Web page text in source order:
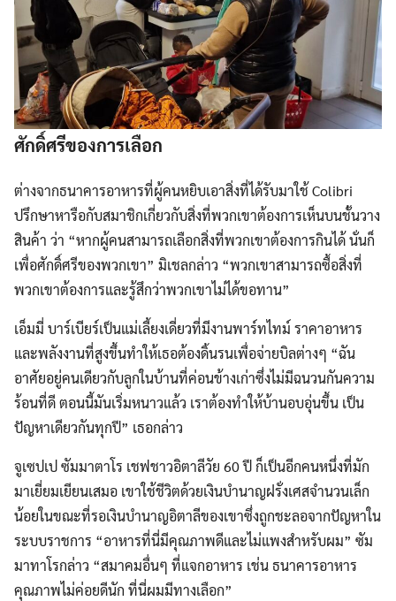
Search
for: Search
ศักดิ์ศรีของการเลือก
ต่างจากธนาคารอาหารที่ผู้คนหยิบเอาสิ่งที่ได้รับมาใช้ Colibri
ปรึกษาหารือกับสมาชิกเกี่ยวกับสิ่งที่พวกเขาต้องการเห็นบนชั้นวาง
สินค้า ว่า “หากผู้คนสามารถเลือกสิ่งที่พวกเขาต้องการกินได้ นั่นก็
เพื่อศักดิ์ศรีของพวกเขา” มิเชลกล่าว “พวกเขาสามารถซื้อสิ่งที่
พวกเขาต้องการและรู้สึกว่าพวกเขาไม่ได้ขอทาน”
เอ็มมี่ บาร์เบียร์เป็นแม่เลี้ยงเดี่ยวที่มีงานพาร์ทไทม์ ราคาอาหาร
และพลังงานที่สูงขึ้นทำให้เธอต้องดิ้นรนเพื่อจ่ายบิลต่างๆ “ฉัน
อาศัยอยู่คนเดียวกับลูกในบ้านที่ค่อนข้างเก่าซึ่งไม่มีฉนวนกันความ
ร้อนที่ดี ตอนนี้มันเริ่มหนาวแล้ว เราต้องทำให้บ้านอบอุ่นขึ้น เป็น
ปัญหาเดียวกันทุกปี” เธอกล่าว
จูเซปเป ซัมมาตาโร เชฟชาวอิตาลีวัย 60 ปี ก็เป็นอีกคนหนึ่งที่มัก
มาเยี่ยมเยียนเสมอ เขาใช้ชีวิตด้วยเงินบำนาญฝรั่งเศสจำนวนเล็ก
น้อยในขณะที่รอเงินบำนาญอิตาลีของเขาซึ่งถูกชะลอจากปัญหาใน
ระบบราชการ “อาหารที่นี่มีคุณภาพดีและไม่แพงสำหรับผม” ซัม
มาทาโรกล่าว “สมาคมอื่นๆ ที่แจกอาหาร เช่น ธนาคารอาหาร
คุณภาพไม่ค่อยดีนัก ที่นี่ผมมีทางเลือก”